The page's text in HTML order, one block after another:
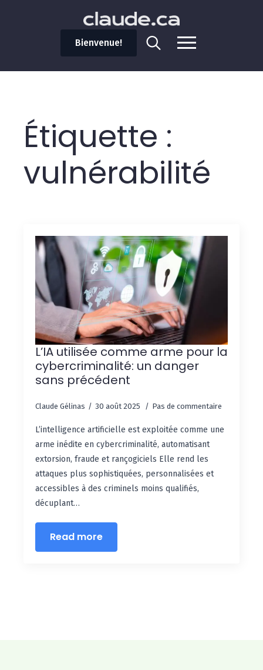
Bienvenue!
Étiquette :
vulnérabilité
L’IA utilisée comme arme pour la
cybercriminalité: un danger
sans précédent
Claude Gélinas 30 août 2025 Pas de commentaire
L’intelligence artificielle est exploitée comme une
arme inédite en cybercriminalité, automatisant
extorsion, fraude et rançogiciels Elle rend les
attaques plus sophistiquées, personnalisées et
accessibles à des criminels moins qualifiés,
décuplant…
Read more